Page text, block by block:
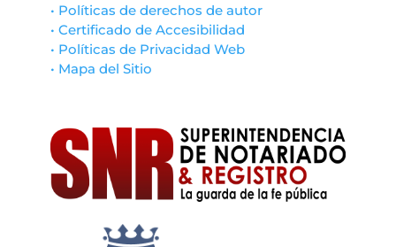
• Políticas de derechos de autor
• Certificado de Accesibilidad
• Políticas de Privacidad Web
• Mapa del Sitio